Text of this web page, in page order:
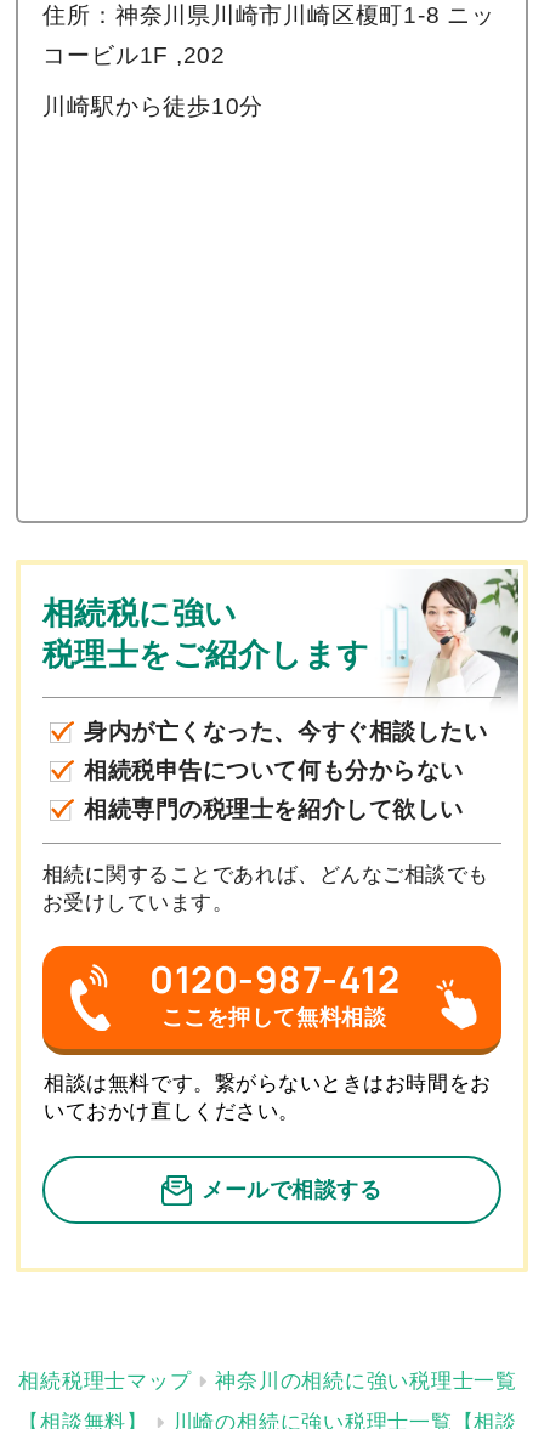
住所：神奈川県川崎市川崎区榎町1-8 ニッ
コービル1F ,202
川崎駅から徒歩10分
相続税に強い
税理士をご紹介します
身内が亡くなった、今すぐ相談したい
相続税申告について何も分からない
相続専門の税理士を紹介して欲しい
相続に関することであれば、どんなご相談でも
お受けしています。
0120-987-412
ここを押して無料相談
相談は無料です。繋がらないときはお時間をお
いておかけ直しください。
メールで相談する
神奈川の相続に強い税理士一覧
【相談無料】
川崎の相続に強い税理士一覧【相談